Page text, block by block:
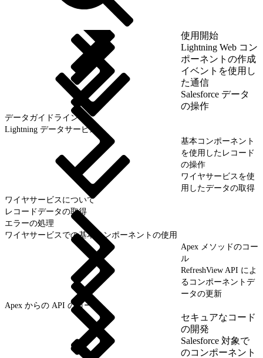
使用開始
Lightning Web コン
ポーネントの作成
イベントを使用し
た通信
Salesforce データ
の操作
データガイドライン
Lightning データサービス
基本コンポーネント
を使用したレコード
の操作
ワイヤサービスを使
用したデータの取得
ワイヤサービスについて
レコードデータの取得
エラーの処理
ワイヤサービスでの基本コンポーネントの使用
Apex メソッドのコー
ル
RefreshView API によ
るコンポーネントデ
ータの更新
Apex からの API のコール
セキュアなコード
の開発
Salesforce 対象で
のコンポーネント